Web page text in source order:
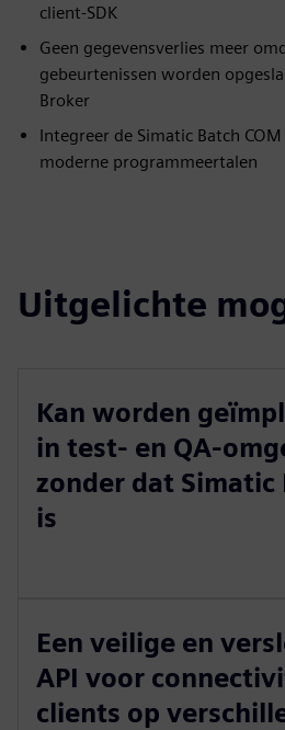
client-SDK
Geen gegevensverlies meer
gebeurtenissen worden
Broker
Integreer de Simatic Batch
moderne programmeertalen
Uitgelichte
Kan worden
in test- en QA-
zonder dat Simatic
is
Een veilige en
API voor
clients op